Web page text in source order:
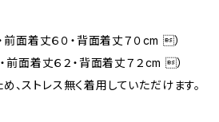
前面着丈６０・背面着丈７０cm ）
前面着丈６２・背面着丈７２cm ）
ストレス無く着用していただけます。